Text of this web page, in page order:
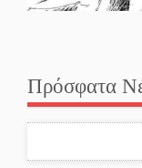
Πρόσφατα